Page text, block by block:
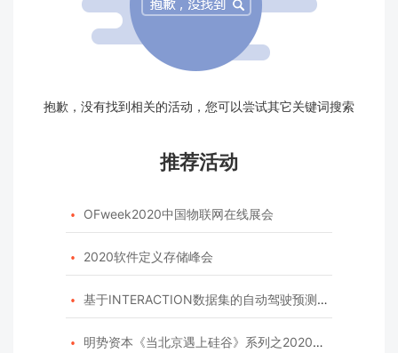
抱歉，没有找到相关的活动，您可以尝试其它关键词搜索
推荐活动
 OFweek2020中国物联网在线展会
 2020软件定义存储峰会
 基于INTERACTION数据集的自动驾驶预测模型挑战赛
 明势资本《当北京遇上硅谷》系列之2020年度开源峰会